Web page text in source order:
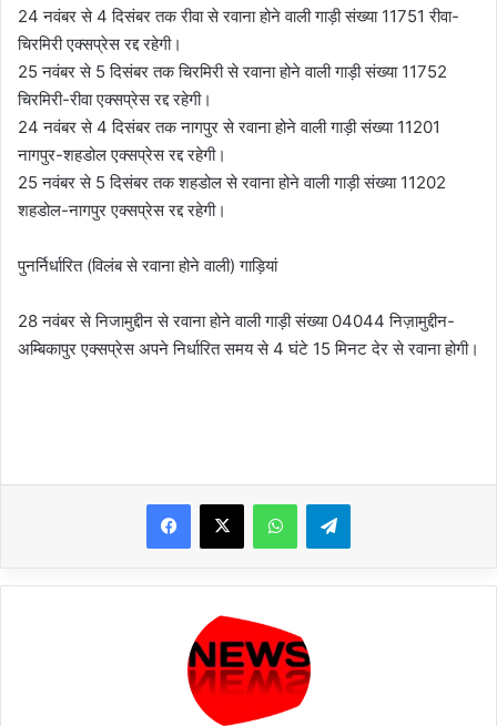
24 नवंबर से 4 दिसंबर तक रीवा से रवाना होने वाली गाड़ी संख्या 11751 रीवा-
चिरमिरी एक्सप्रेस रद्द रहेगी।
25 नवंबर से 5 दिसंबर तक चिरमिरी से रवाना होने वाली गाड़ी संख्या 11752
चिरमिरी-रीवा एक्सप्रेस रद्द रहेगी।
24 नवंबर से 4 दिसंबर तक नागपुर से रवाना होने वाली गाड़ी संख्या 11201
नागपुर-शहडोल एक्सप्रेस रद्द रहेगी।
25 नवंबर से 5 दिसंबर तक शहडोल से रवाना होने वाली गाड़ी संख्या 11202
शहडोल-नागपुर एक्सप्रेस रद्द रहेगी।
पुनर्निर्धारित (विलंब से रवाना होने वाली) गाड़ियां
28 नवंबर से निजामुद्दीन से रवाना होने वाली गाड़ी संख्या 04044 निज़ामुद्दीन-
अम्बिकापुर एक्सप्रेस अपने निर्धारित समय से 4 घंटे 15 मिनट देर से रवाना होगी।
WhatsAppTelegram